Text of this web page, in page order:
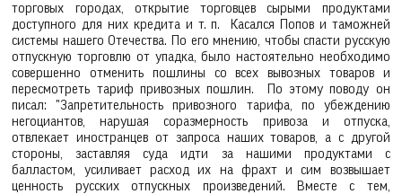
торговых городах, открытие торговцев сырыми продуктами
доступного для них кредита и т. п. Касался Попов и таможней
системы нашего Отечества. По его мнению, чтобы спасти русскую
отпускную торговлю от упадка, было настоятельно необходимо
совершенно отменить пошлины со всех вывозных товаров и
пересмотреть тариф привозных пошлин. По этому поводу он
писал: "Запретительность привозного тарифа, по убеждению
негоциантов, нарушая соразмерность привоза и отпуска,
отвлекает иностранцев от запроса наших товаров, а с другой
стороны, заставляя суда идти за нашими продуктами с
балластом, усиливает расход их на фрахт и сим возвышает
ценность русских отпускных произведений. Вместе с тем,